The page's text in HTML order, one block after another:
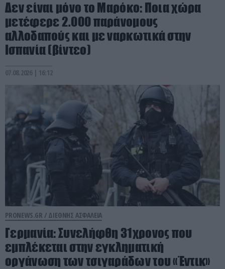
Δεν είναι μόνο το Μαρόκο: Ποια χώρα
μετέφερε 2.000 παράνομους
αλλοδαπούς και με ναρκωτικά στην
Ισπανία (βίντεο)
07.08.2026 | 16:12
PRONEWS.GR / ΔΙΕΘΝΗΣ ΑΣΦΑΛΕΙΑ
Γερμανία: Συνελήφθη 31χρονος που
εμπλέκεται στην εγκληματική
οργάνωση των τσιγαράδων του «Έντικ»